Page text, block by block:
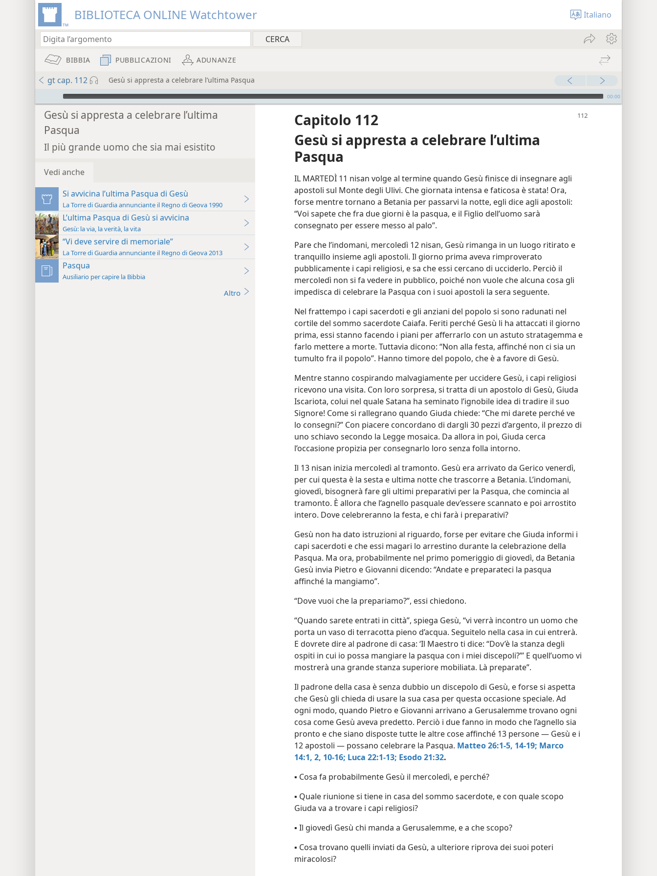
BIBLIOTECA ONLINE Watchtower Italiano
BIBBIA PUBBLICAZIONI ADUNANZE
gt cap. 112 Gesù si appresta a celebrare l’ultima Pasqua
Audio Player 00:00
Gesù si appresta a celebrare l’ultima
Pasqua
Il più grande uomo che sia mai esistito
Vedi anche
Si avvicina l’ultima Pasqua di Gesù
La Torre di Guardia annunciante il Regno di Geova 1990
L’ultima Pasqua di Gesù si avvicina
Gesù: la via, la verità, la vita
“Vi deve servire di memoriale”
La Torre di Guardia annunciante il Regno di Geova 2013
Pasqua
Ausiliario per capire la Bibbia
Altro
Capitolo 112
Gesù si appresta a celebrare l’ultima
Pasqua
IL MARTEDÌ 11 nisan volge al termine quando Gesù finisce di insegnare agli
apostoli sul Monte degli Ulivi. Che giornata intensa e faticosa è stata! Ora,
forse mentre tornano a Betania per passarvi la notte, egli dice agli apostoli:
“Voi sapete che fra due giorni è la pasqua, e il Figlio dell’uomo sarà
consegnato per essere messo al palo”.
Pare che l’indomani, mercoledì 12 nisan, Gesù rimanga in un luogo ritirato e
tranquillo insieme agli apostoli. Il giorno prima aveva rimproverato
pubblicamente i capi religiosi, e sa che essi cercano di ucciderlo. Perciò il
mercoledì non si fa vedere in pubblico, poiché non vuole che alcuna cosa gli
impedisca di celebrare la Pasqua con i suoi apostoli la sera seguente.
Nel frattempo i capi sacerdoti e gli anziani del popolo si sono radunati nel
cortile del sommo sacerdote Caiafa. Feriti perché Gesù li ha attaccati il giorno
prima, essi stanno facendo i piani per afferrarlo con un astuto stratagemma e
farlo mettere a morte. Tuttavia dicono: “Non alla festa, affinché non ci sia un
tumulto fra il popolo”. Hanno timore del popolo, che è a favore di Gesù.
Mentre stanno cospirando malvagiamente per uccidere Gesù, i capi religiosi
ricevono una visita. Con loro sorpresa, si tratta di un apostolo di Gesù, Giuda
Iscariota, colui nel quale Satana ha seminato l’ignobile idea di tradire il suo
Signore! Come si rallegrano quando Giuda chiede: “Che mi darete perché ve
lo consegni?” Con piacere concordano di dargli 30 pezzi d’argento, il prezzo di
uno schiavo secondo la Legge mosaica. Da allora in poi, Giuda cerca
l’occasione propizia per consegnarlo loro senza folla intorno.
Il 13 nisan inizia mercoledì al tramonto. Gesù era arrivato da Gerico venerdì,
per cui questa è la sesta e ultima notte che trascorre a Betania. L’indomani,
giovedì, bisognerà fare gli ultimi preparativi per la Pasqua, che comincia al
tramonto. È allora che l’agnello pasquale dev’essere scannato e poi arrostito
intero. Dove celebreranno la festa, e chi farà i preparativi?
Gesù non ha dato istruzioni al riguardo, forse per evitare che Giuda informi i
capi sacerdoti e che essi magari lo arrestino durante la celebrazione della
Pasqua. Ma ora, probabilmente nel primo pomeriggio di giovedì, da Betania
Gesù invia Pietro e Giovanni dicendo: “Andate e preparateci la pasqua
affinché la mangiamo”.
“Dove vuoi che la prepariamo?”, essi chiedono.
“Quando sarete entrati in città”, spiega Gesù, “vi verrà incontro un uomo che
porta un vaso di terracotta pieno d’acqua. Seguitelo nella casa in cui entrerà.
E dovrete dire al padrone di casa: ‘Il Maestro ti dice: “Dov’è la stanza degli
ospiti in cui io possa mangiare la pasqua con i miei discepoli?”’ E quell’uomo vi
mostrerà una grande stanza superiore mobiliata. Là preparate”.
Il padrone della casa è senza dubbio un discepolo di Gesù, e forse si aspetta
che Gesù gli chieda di usare la sua casa per questa occasione speciale. Ad
ogni modo, quando Pietro e Giovanni arrivano a Gerusalemme trovano ogni
cosa come Gesù aveva predetto. Perciò i due fanno in modo che l’agnello sia
pronto e che siano disposte tutte le altre cose affinché 13 persone — Gesù e i
12 apostoli — possano celebrare la Pasqua. Matteo 26:1-5, 14-19; Marco
14:1, 2, 10-16; Luca 22:1-13; Esodo 21:32.
▪ Cosa fa probabilmente Gesù il mercoledì, e perché?
▪ Quale riunione si tiene in casa del sommo sacerdote, e con quale scopo
Giuda va a trovare i capi religiosi?
▪ Il giovedì Gesù chi manda a Gerusalemme, e a che scopo?
▪ Cosa trovano quelli inviati da Gesù, a ulteriore riprova dei suoi poteri
miracolosi?